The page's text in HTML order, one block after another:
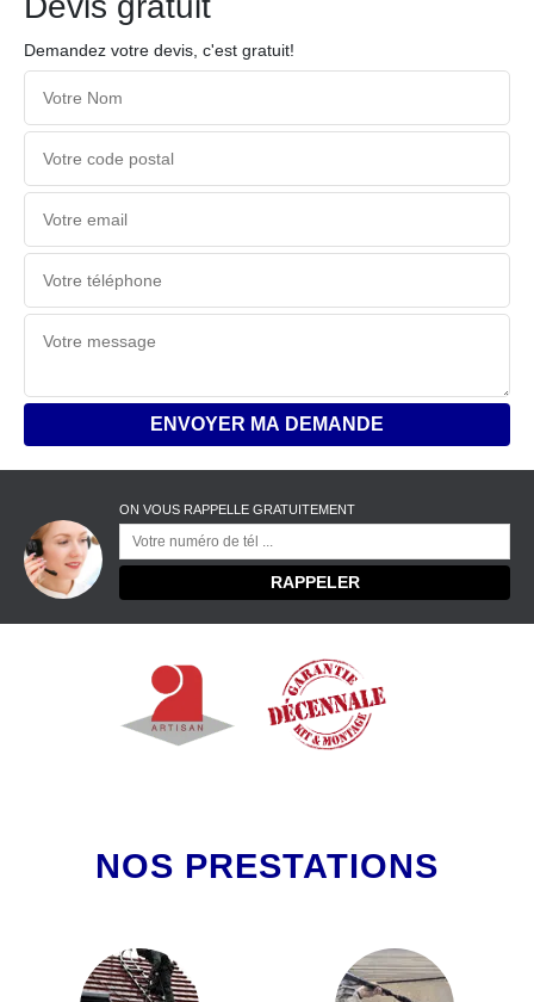
Demandez votre devis, c'est gratuit!
ON VOUS RAPPELLE GRATUITEMENT
NOS PRESTATIONS